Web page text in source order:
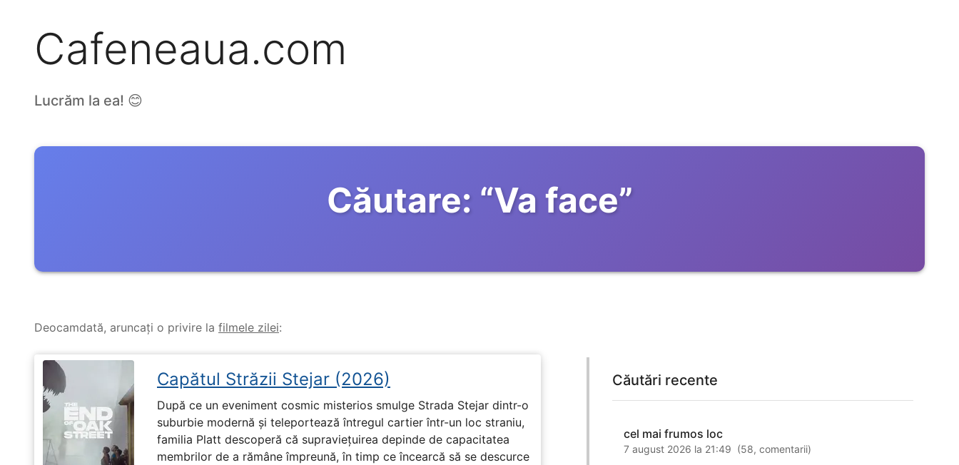
Cafeneaua.com
Lucrăm la ea! 😊
Căutare: “Va face”
Deocamdată, aruncați o privire la filmele zilei:
Capătul Străzii Stejar (2026)
După ce un eveniment cosmic misterios smulge Strada Stejar dintr-o
suburbie modernă și teleportează întregul cartier într-un loc straniu,
familia Platt descoperă că supraviețuirea depinde de capacitatea
membrilor de a rămâne împreună, în timp ce încearcă să se descurce
Căutări recente
cel mai frumos loc
7 august 2026 la 21:49 (58,comentarii)